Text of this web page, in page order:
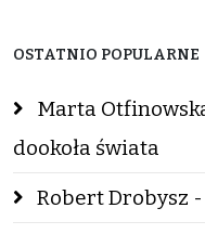
OSTATNIO POPULARNE
Marta
dookoła świata
Robert Drobysz